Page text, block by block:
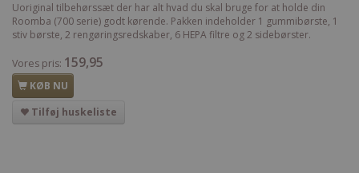
Uoriginal tilbehørssæt der har alt hvad du skal bruge for at holde din
Roomba (700 serie) godt kørende. Pakken indeholder 1 gummibørste, 1
stiv børste, 2 rengøringsredskaber, 6 HEPA filtre og 2 sidebørster.
Vores pris: 159,95
KØB NU
Tilføj huskeliste